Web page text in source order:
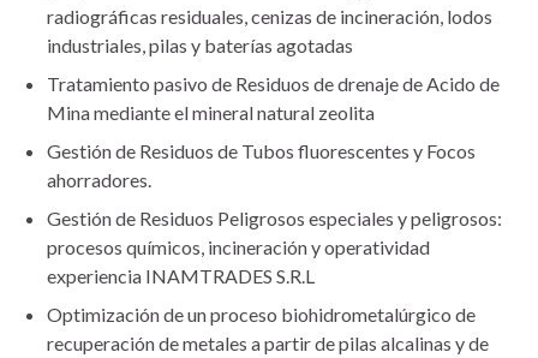
radiográficas residuales, cenizas de incineración, lodos
industriales, pilas y baterías agotadas
Tratamiento pasivo de Residuos de drenaje de Acido de
Mina mediante el mineral natural zeolita
Gestión de Residuos de Tubos fluorescentes y Focos
ahorradores.
Gestión de Residuos Peligrosos especiales y peligrosos:
procesos químicos, incineración y operatividad
experiencia INAMTRADES S.R.L
Optimización de un proceso biohidrometalúrgico de
recuperación de metales a partir de pilas alcalinas y de